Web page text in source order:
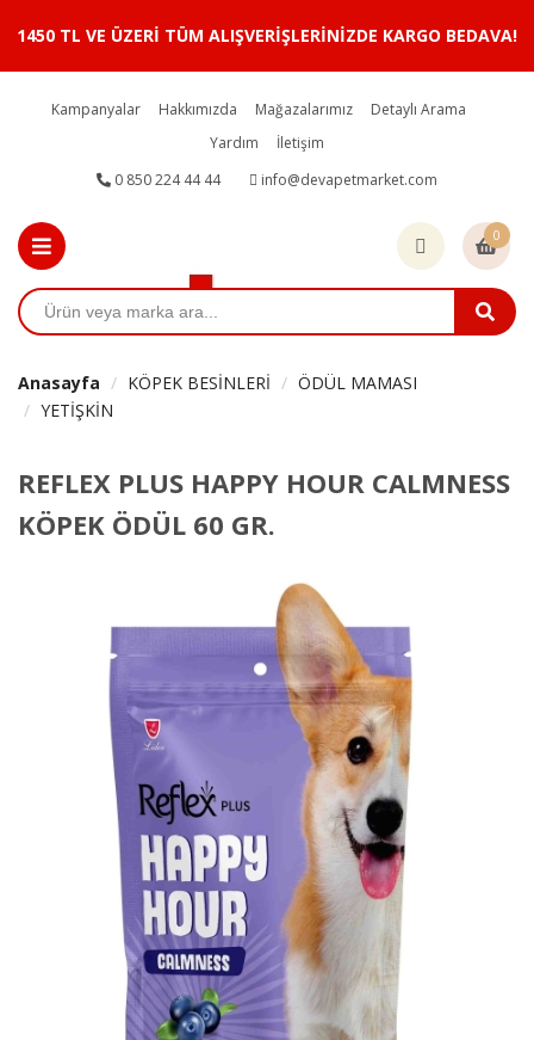
1450 TL VE ÜZERİ TÜM ALIŞVERİŞLERİNİZDE KARGO BEDAVA!
Kampanyalar Hakkımızda Mağazalarımız
Detaylı Arama
Yardım
İletişim
0 850 224 44 44
info@devapetmarket.com
0
Anasayfa KÖPEK BESİNLERİ
ÖDÜL MAMASI
YETİŞKİN
REFLEX PLUS HAPPY HOUR CALMNESS
KÖPEK ÖDÜL 60 GR.